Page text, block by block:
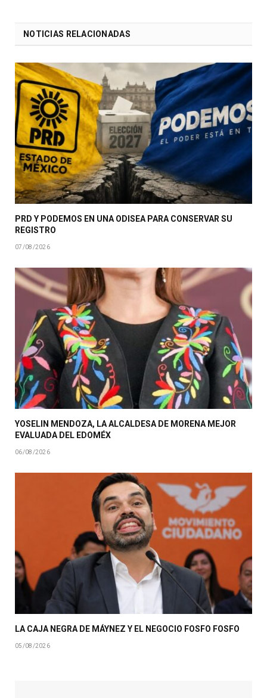
NOTICIAS RELACIONADAS
PRD Y PODEMOS EN UNA ODISEA PARA CONSERVAR SU
REGISTRO
07/08/2026
YOSELIN MENDOZA, LA ALCALDESA DE MORENA MEJOR
EVALUADA DEL EDOMÉX
06/08/2026
LA CAJA NEGRA DE MÁYNEZ Y EL NEGOCIO FOSFO FOSFO
05/08/2026